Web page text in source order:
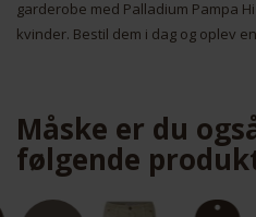
Nødvendige
Funktionelle
garderobe med Palladium Pampa
kvinder. Bestil dem i dag og oplev
Måske er du
følgende